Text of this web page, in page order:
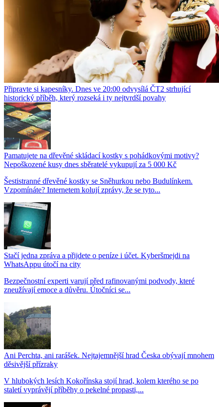
Připravte si kapesníky. Dnes ve 20:00 odvysílá ČT2 strhující
historický příběh, který rozseká i ty nejtvrdší povahy
Pamatujete na dřevěné skládací kostky s pohádkovými motivy?
Nepoškozené kusy dnes sběratelé vykupují za 5 000 Kč
Šestistranné dřevěné kostky se Sněhurkou nebo Budulínkem.
Vzpomínáte? Internetem kolují zprávy, že se tyto...
Stačí jedna zpráva a přijdete o peníze i účet. Kyberšmejdi na
WhatsAppu útočí na city
Bezpečnostní experti varují před rafinovanými podvody, které
zneužívají emoce a důvěru. Útočníci se...
Ani Perchta, ani rarášek. Nejtajemnější hrad Česka obývají mnohem
děsivější přízraky
V hlubokých lesích Kokořínska stojí hrad, kolem kterého se po
staletí vyprávějí příběhy o pekelné propasti,...